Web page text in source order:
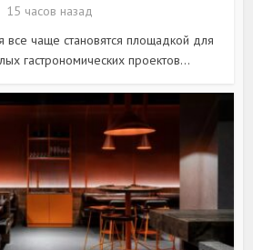
15 часов назад
все чаще становятся площадкой для
гастрономических проектов...